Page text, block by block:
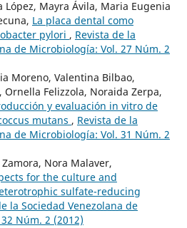
López, Mayra Ávila, Maria Eugenia
La placa dental como
pylori , Revista de la
de Microbiología: Vol. 27 Núm. 2
Moreno, Valentina Bilbao,
Ornella Felizzola, Noraida Zerpa,
y evaluación in vitro de
mutans , Revista de la
de Microbiología: Vol. 31 Núm. 2
Nora Malaver,
for the culture and
sulfate-reducing
la Sociedad Venezolana de
Núm. 2 (2012)